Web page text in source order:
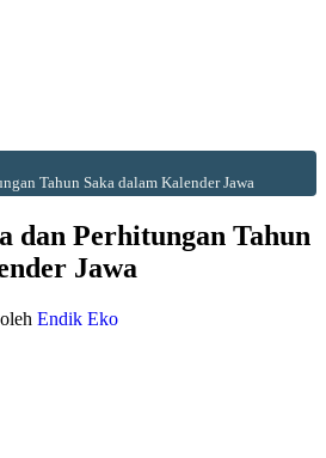
Tahun Saka dalam Kalender Jawa
dan Perhitungan Tahun
Jawa
oleh Endik Eko